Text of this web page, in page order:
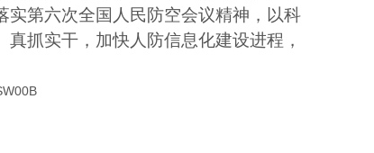
实第六次全国人民防空会议精神，以科
抓实干，加快人防信息化建设进程，